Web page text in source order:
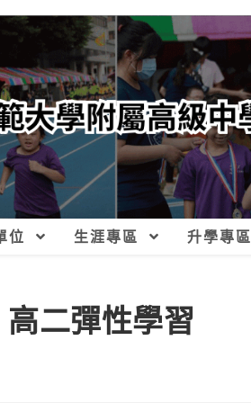
位 生涯專區 升學專區
二彈性學習